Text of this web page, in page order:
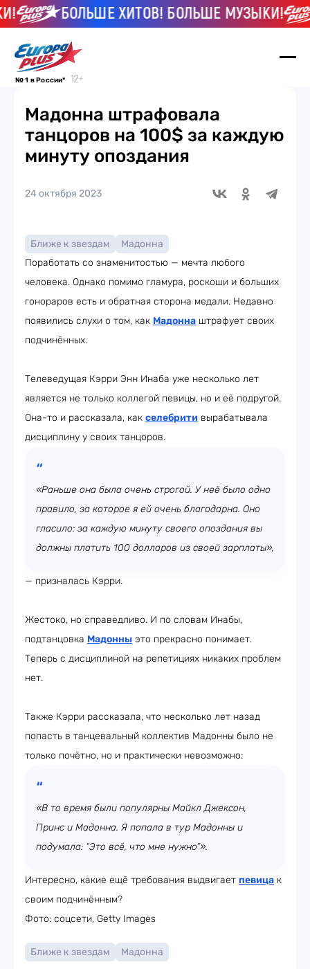
БОЛЬШЕ ХИТОВ! БОЛЬШЕ МУЗЫКИ!
№ 1 в России*
Мадонна штрафовала
танцоров на 100$ за каждую
минуту опоздания
24 октября 2023
Ближе к звездам
Мадонна
Поработать со знаменитостью — мечта любого
человека. Однако помимо гламура, роскоши и больших
гонораров есть и обратная сторона медали. Недавно
появились слухи о том, как Мадонна штрафует своих
подчинённых.
Телеведущая Кэрри Энн Инаба уже несколько лет
является не только коллегой певицы, но и её подругой.
Она-то и рассказала, как селебрити вырабатывала
дисциплину у своих танцоров.
«Раньше она была очень строгой. У неё было одно
правило, за которое я ей очень благодарна. Оно
гласило: за каждую минуту своего опоздания вы
должны платить 100 долларов из своей зарплаты»,
— призналась Кэрри.
Жестоко, но справедливо. И по словам Инабы,
подтанцовка Мадонны это прекрасно понимает.
Теперь с дисциплиной на репетициях никаких проблем
нет.
Также Кэрри рассказала, что несколько лет назад
попасть в танцевальный коллектив Мадонны было не
только почётно, но и практически невозможно:
«В то время были популярны Майкл Джексон,
Принс и Мадонна. Я попала в тур Мадонны и
подумала: “Это всё, что мне нужно”».
Интересно, какие ещё требования выдвигает певица к
своим подчинённым?
Фото: соцсети, Getty Images
Ближе к звездам Мадонна